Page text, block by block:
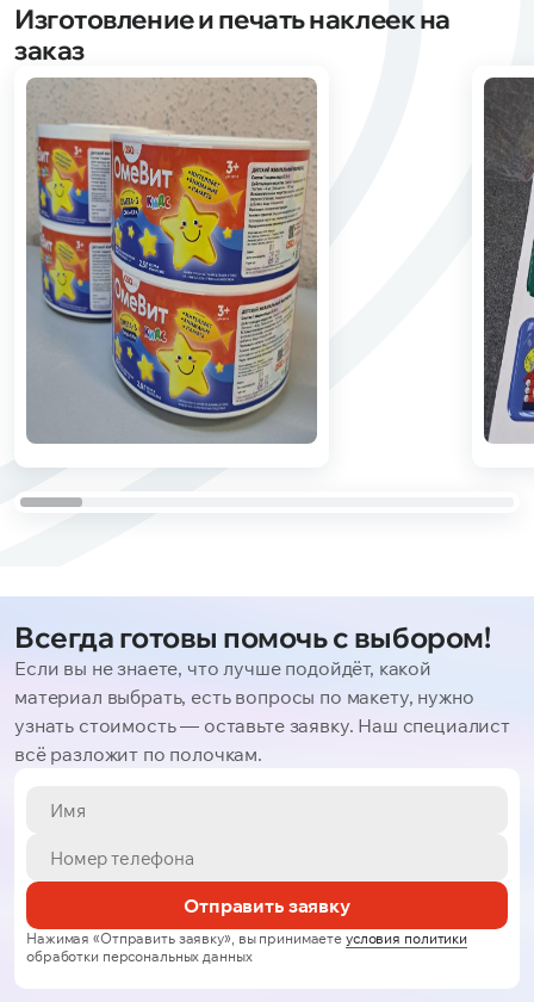
Изготовление и печать наклеек на
заказ
Всегда готовы помочь с выбором!
Если вы не знаете, что лучше подойдёт, какой
материал выбрать, есть вопросы по макету, нужно
узнать стоимость — оставьте заявку. Наш специалист
всё разложит по полочкам.
Отправить заявку
Нажимая «Отправить заявку», вы принимаете условия политики
обработки персональных данных